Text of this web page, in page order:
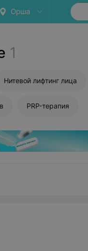
Орша
1
Нитевой лифтинг лица
PRP-терапия